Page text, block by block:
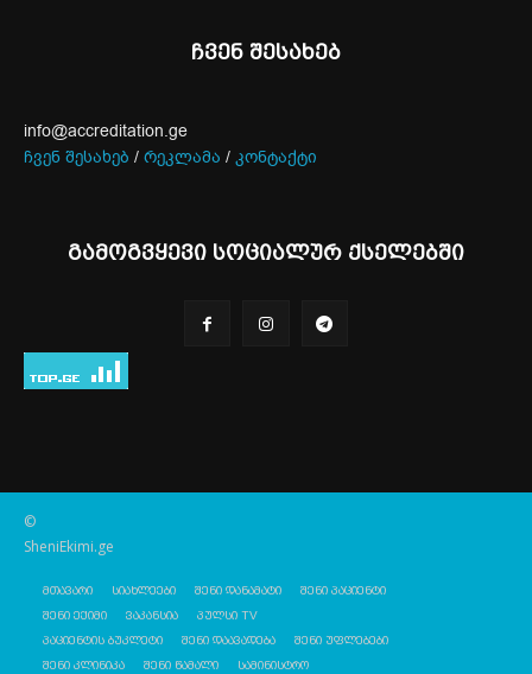
ჩვენ შესახებ
info@accreditation.ge
ჩვენ შესახებ / რეკლამა / კონტაქტი
გამოგვყევი სოციალურ ქსელებში
©
SheniEkimi.ge
მთავარი სიახლეები შენი დანამატი
შენი პაციენტი
შენი ექიმი
ვაკანსია
პულსი TV
პაციენტის ბუკლეტი
შენი დაავადება
შენი უფლებები
შენი კლინიკა
შენი წამალი სამინისტრო